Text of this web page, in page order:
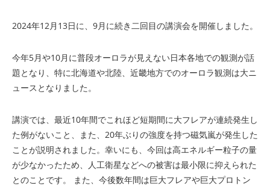
2024年12月13日に、9月に続き二回目の講演会を開催しました。
今年5月や10月に普段オーロラが見えない日本各地での観測が話
題となり、特に北海道や北陸、近畿地方でのオーロラ観測は大ニ
ュースとなりました。
講演では、最近10年間でこれほど短期間に大フレアが連続発生し
た例がないこと、また、20年ぶりの強度を持つ磁気嵐が発生した
ことが説明されました。幸いにも、今回は高エネルギー粒子の量
が少なかったため、人工衛星などへの被害は最小限に抑えられた
とのことです。 また、今後数年間は巨大フレアや巨大プロトン